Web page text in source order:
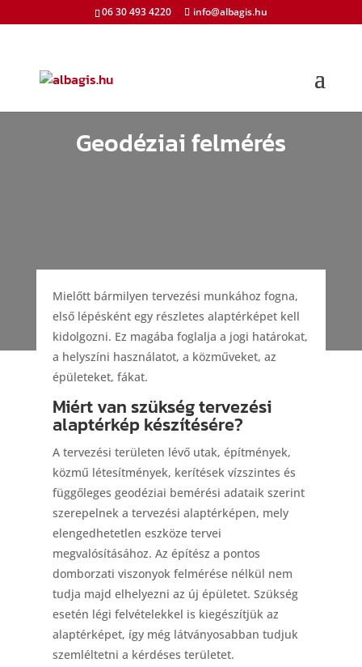
06 30 493 4220 info@albagis.hu
Geodéziai felmérés
Mielőtt bármilyen tervezési munkához fogna,
első lépésként egy részletes alaptérképet kell
kidolgozni. Ez magába foglalja a jogi határokat,
a helyszíni használatot, a közműveket, az
épületeket, fákat.
Miért van szükség tervezési
alaptérkép készítésére?
A tervezési területen lévő utak, építmények,
közmű létesítmények, kerítések vízszintes és
függőleges geodéziai bemérési adataik szerint
szerepelnek a tervezési alaptérképen, mely
elengedhetetlen eszköze tervei
megvalósításához. Az építész a pontos
domborzati viszonyok felmérése nélkül nem
tudja majd elhelyezni az új épületet. Szükség
esetén légi felvételekkel is kiegészítjük az
alaptérképet, így még látványosabban tudjuk
szemléltetni a kérdéses területet.